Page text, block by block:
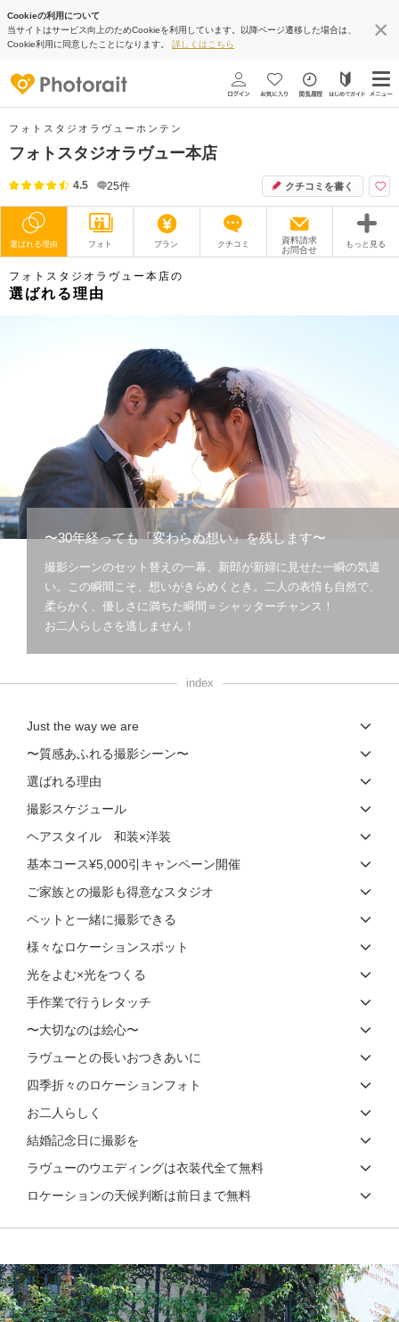
Cookieの利用について
当サイトはサービス向上のためCookieを利用しています。以降ページ遷移した場合は、
Cookie利用に同意したことになります。 詳しくはこちら
フォトスタジオラヴューホンテン
フォトスタジオラヴュー本店
4.5 25件 クチコミを書く
選ばれる理由 フォト プラン クチコミ
資料請求
お問合せ
もっと見る
撮影レポート
スタジオトップ
こだわりポイント
ペットと撮影 家族・友人と撮影
事前来店なしで撮影 子供用の衣装
フォトスタジオラヴュー本店の
選ばれる理由
〜30年経っても『変わらぬ想い』を残します〜
撮影シーンのセット替えの一幕、新郎が新婦に見せた一瞬の気遣
い。この瞬間こそ、想いがきらめくとき。二人の表情も自然で、
柔らかく、優しさに満ちた瞬間＝シャッターチャンス！
お二人らしさを逃しません！
index
Just the way we are
〜質感あふれる撮影シーン〜
選ばれる理由
撮影スケジュール
ヘアスタイル 和装×洋装
基本コース¥5,000引キャンペーン開催
ご家族との撮影も得意なスタジオ
ペットと一緒に撮影できる
様々なロケーションスポット
光をよむ×光をつくる
手作業で行うレタッチ
〜大切なのは絵心〜
ラヴューとの長いおつきあいに
四季折々のロケーションフォト
お二人らしく
結婚記念日に撮影を
ラヴューのウエディングは衣装代全て無料
ロケーションの天候判断は前日まで無料